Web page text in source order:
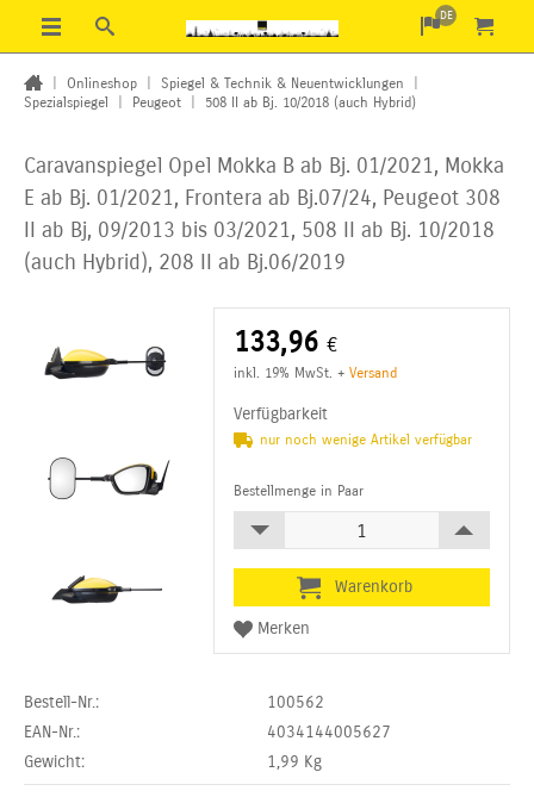
DE
Onlineshop Spiegel & Technik & Neuentwicklungen
Spezialspiegel
Peugeot 508 II ab Bj. 10/2018 (auch Hybrid)
Caravanspiegel Opel Mokka B ab Bj. 01/2021, Mokka
E ab Bj. 01/2021, Frontera ab Bj.07/24, Peugeot 308
II ab Bj, 09/2013 bis 03/2021, 508 II ab Bj. 10/2018
(auch Hybrid), 208 II ab Bj.06/2019
Bestell-Nr.:
100562
EAN-Nr.:
4034144005627
Gewicht:
1,99 Kg
133,96 €
inkl. 19% MwSt. +Versand
Verfügbarkeit
nur noch wenige Artikel verfügbar
Bestellmenge in Paar